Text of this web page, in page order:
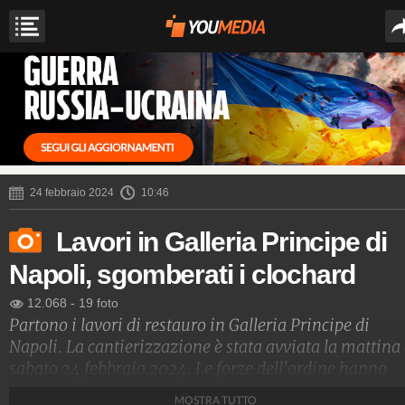
24 febbraio 2024 10:46
Lavori in Galleria Principe di
Napoli, sgomberati i clochard
12.068 - 19 foto
Partono i lavori di restauro in Galleria Principe di
Napoli. La cantierizzazione è stata avviata la mattina
sabato 24 febbraio 2024. Le forze dell'ordine hanno
MOSTRA TUTTO